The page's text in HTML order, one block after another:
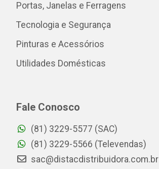
Portas, Janelas e Ferragens
Tecnologia e Segurança
Pinturas e Acessórios
Utilidades Domésticas
Fale Conosco
(81) 3229-5577 (SAC)
(81) 3229-5566 (Televendas)
sac@distacdistribuidora.com.br